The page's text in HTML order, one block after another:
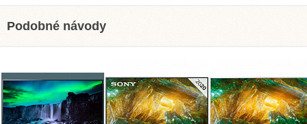
Podobné návody